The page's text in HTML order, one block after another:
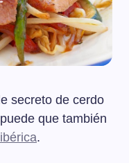
secreto de cerdo
que también
.